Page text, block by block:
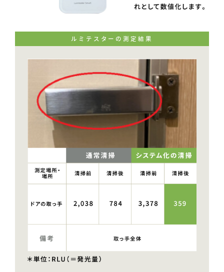
ルミテスターの測定結果